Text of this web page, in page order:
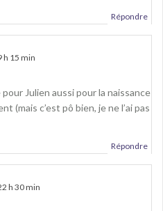
Répondre
h 15 min
Julien aussi pour la naissance
(mais c’est pô bien, je ne l’ai pas
Répondre
h 30 min